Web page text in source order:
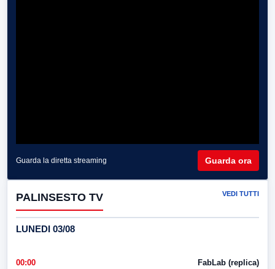
Guarda la diretta streaming Guarda ora
PALINSESTO TV VEDI TUTTI
LUNEDI 03/08
00:00 FabLab (replica)